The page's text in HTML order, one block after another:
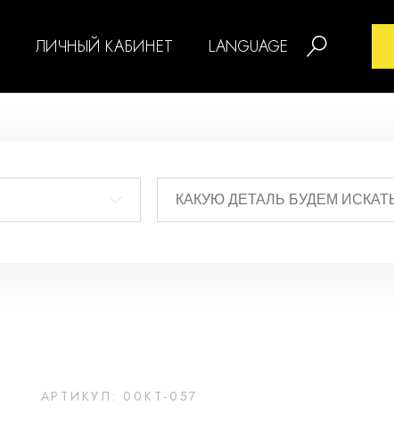
ЛИЧНЫЙ КАБИНЕТ LANGUAGE
АРТИКУЛ: 00KT-057